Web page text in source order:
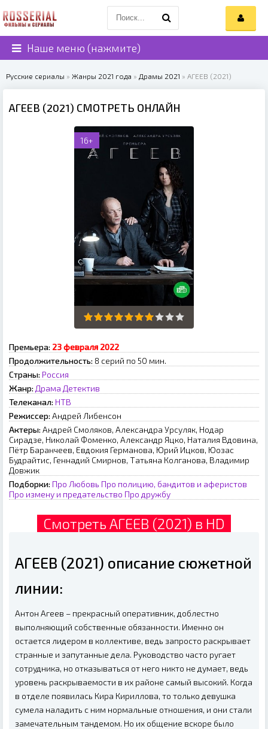
Наше меню (нажмите)
Русские сериалы » Жанры 2021 года » Драмы 2021 » АГЕЕВ (2021)
АГЕЕВ (2021) СМОТРЕТЬ ОНЛАЙН
16+
Премьера: 23 февраля 2022
Продолжительность: 8 серий по 50 мин.
Страны: Россия
Жанр: Драма Детектив
Телеканал: НТВ
Режиссер: Андрей Либенсон
Актеры: Андрей Смоляков, Александра Урсуляк, Нодар
Сирадзе, Николай Фоменко, Александр Яцко, Наталия Вдовина,
Пётр Баранчеев, Евдокия Германова, Юрий Ицков, Юозас
Будрайтис, Геннадий Смирнов, Татьяна Колганова, Владимир
Довжик
Подборки: Про Любовь Про полицию, бандитов и аферистов
Про измену и предательство Про дружбу
Смотреть АГЕЕВ (2021) в HD
АГЕЕВ (2021) описание сюжетной
линии:
Антон Агеев – прекрасный оперативник, доблестно
выполняющий собственные обязанности. Именно он
остается лидером в коллективе, ведь запросто раскрывает
странные и запутанные дела. Руководство часто ругает
сотрудника, но отказываться от него никто не думает, ведь
уровень раскрываемости в их районе самый высокий. Когда
в отделе появилась Кира Кириллова, то только девушка
сумела наладить с ним нормальные отношения, и они стали
замечательным тандемом. Но их общение вскоре было